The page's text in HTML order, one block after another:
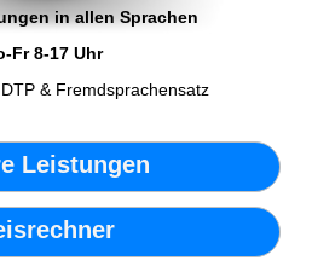
in allen Sprachen
Fr 8-17 Uhr
& Fremdsprachensatz
Leistungen